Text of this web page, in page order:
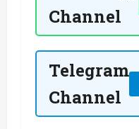
Channel
Telegram
Channel